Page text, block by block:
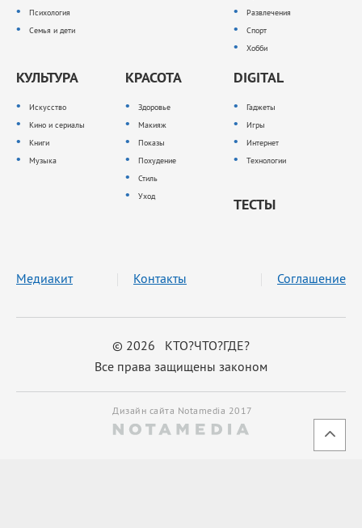
Психология
Семья и дети
Развлечения
Спорт
Хобби
КУЛЬТУРА
Искусство
Кино и сериалы
Книги
Музыка
КРАСОТА
Здоровье
Макияж
Показы
Похудение
Стиль
Уход
DIGITAL
Гаджеты
Игры
Интернет
Технологии
ТЕСТЫ
© 2026 КТО?ЧТО?ГДЕ?
Все права защищены законом
Медиакит Контакты Соглашение
Дизайн сайта Notamedia 2017